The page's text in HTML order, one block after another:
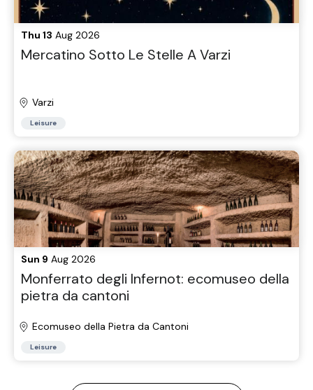
Thu 13 Aug 2026
Mercatino Sotto Le Stelle A Varzi
Varzi
Leisure
Sun 9 Aug 2026
Monferrato degli Infernot: ecomuseo della
pietra da cantoni
Ecomuseo della Pietra da Cantoni
Leisure